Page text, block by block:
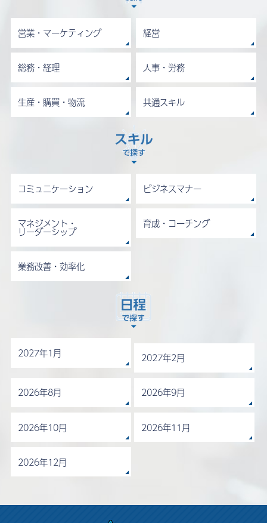
営業・マーケティング 経営
総務・経理 人事・労務
生産・購買・物流 共通スキル
コミュニケーション ビジネスマナー
マネジメント・
リーダーシップ
育成・コーチング
業務改善・効率化
2027年1月 2027年2月
2026年8月 2026年9月
2026年10月 2026年11月
2026年12月